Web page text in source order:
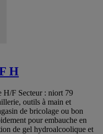
H
F Secteur : niort 79
outils à main et
de bricolage ou bon
pour embauche en
de gel hydroalcoolique et